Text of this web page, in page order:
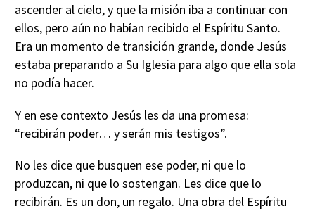
ascender al cielo, y que la misión iba a continuar con
ellos, pero aún no habían recibido el Espíritu Santo.
Era un momento de transición grande, donde Jesús
estaba preparando a Su Iglesia para algo que ella sola
no podía hacer.
Y en ese contexto Jesús les da una promesa:
“recibirán poder… y serán mis testigos”.
No les dice que busquen ese poder, ni que lo
produzcan, ni que lo sostengan. Les dice que lo
recibirán. Es un don, un regalo. Una obra del Espíritu